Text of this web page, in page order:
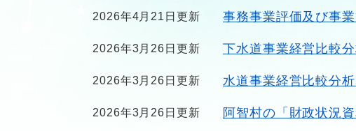
2026年4月21日更新 事務事業評価及び事
2026年3月26日更新 下水道事業経営比較
2026年3月26日更新 水道事業経営比較分
2026年3月26日更新 阿智村の「財政状況資